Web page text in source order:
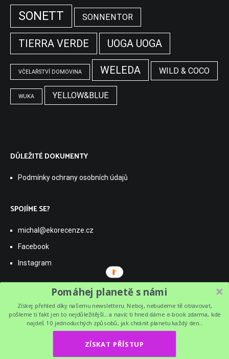
SONETT SONNENTOR
TIERRA VERDE UOGA UOGA
VČELAŘSTVÍ DOMOVINA WELEDA WILD & COCO
WUKA YELLOW&BLUE
DŮLEŽITÉ DOKUMENTY
Podmínky ochrany osobních údajů
SPOJÍME SE?
michal@ekorecenze.cz
Facebook
Instagram
by ThemeGrill. Powered byWordPress
Pomáhej planetě s námi
Získej přehled díky našemu newsletteru. Neboj, nebudeme tě otravovat,
pošleme ti fakt jen to nejdůležitější... a navíc ti hned dáme e-book zdarma, kde
najdeš 10 jednoduchých způsobů, jak chránit planetu každý den...
ZÍSKAT PŘÍSTUP